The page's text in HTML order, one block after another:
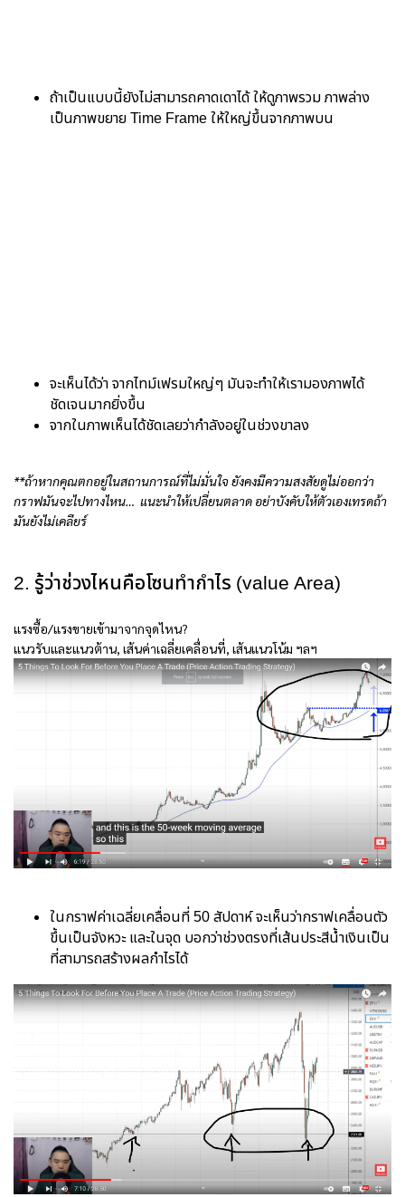
ถ้าเป็นแบบนี้ยังไม่สามารถคาดเดาได้ ให้ดูภาพรวม ภาพล่าง
เป็นภาพขยาย Time Frame ให้ใหญ่ขึ้นจากภาพบน
จะเห็นได้ว่า จากไทม์เฟรมใหญ่ๆ มันจะทำให้เรามองภาพได้
ชัดเจนมากยิ่งขึ้น
จากในภาพเห็นได้ชัดเลยว่ากำลังอยู่ในช่วงขาลง
**ถ้าหากคุณตกอยู่ในสถานการณ์ที่ไม่มั่นใจ ยังคงมีความสงสัยดูไม่ออกว่า
กราฟมันจะไปทางไหน… แนะนำให้เปลี่ยนตลาด อย่าบังคับให้ตัวเองเทรดถ้า
มันยังไม่เคลียร์
2. รู้ว่าช่วงไหนคือโซนทำกำไร (value Area)
แรงซื้อ/แรงขายเข้ามาจากจุดไหน?
แนวรับและแนวต้าน, เส้นค่าเฉลี่ยเคลื่อนที่, เส้นแนวโน้ม ฯลฯ
ในกราฟค่าเฉลี่ยเคลื่อนที่ 50 สัปดาห์ จะเห็นว่ากราฟเคลื่อนตัว
ขึ้นเป็นจังหวะ และในจุด บอกว่าช่วงตรงที่เส้นประสีน้ำเงินเป็น
ที่สามารถสร้างผลกำไรได้